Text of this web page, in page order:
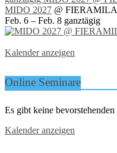
MIDO 2027 @
Feb. 6 – Feb. 8 ganztägig
Kalender anzeigen
Online Seminare
Es gibt keine bevorstehenden
Kalender anzeigen